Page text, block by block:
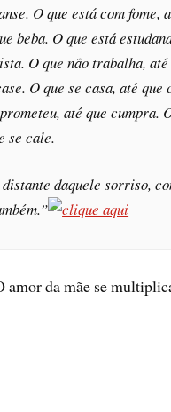
O que está com fome,
beba. O que está
O que não trabalha,
O que se casa, até que
até que cumpra.
se cale.
daquele sorriso,
da mãe se